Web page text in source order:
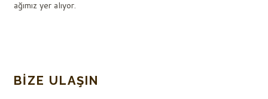
ağımız yer alıyor.
BIZE ULAŞIN